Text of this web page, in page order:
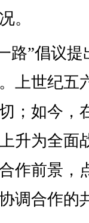
。
路”倡议
上世纪五
；如今，
升为全面
作前景，
调合作的